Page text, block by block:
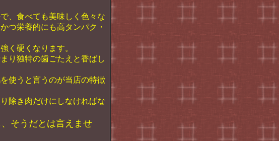
、食べても美味しく色々な
つ栄養的にも高タンパク・
く硬くなります。
り独特の歯ごたえと香ばし
使うと言うのが当店の特徴
除き肉だけにしなければな
そうだとは言えませ